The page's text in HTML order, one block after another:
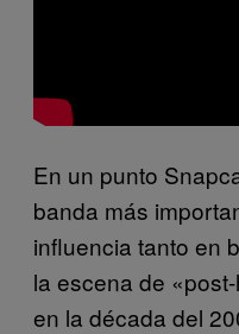
En un punto
banda más
influencia tanto en
la escena de
en la década del